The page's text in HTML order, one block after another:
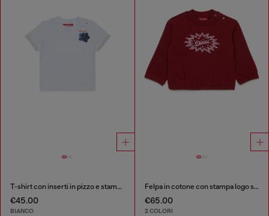
T-shirt con inserti in pizzo e stampa rosa
€45.00
BIANCO
Felpa in cotone con stampa logo starburst
€65.00
2 COLORI